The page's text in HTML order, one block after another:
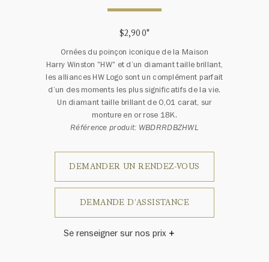
$2,900*
Ornées du poinçon iconique de la Maison
Harry Winston "HW" et d’un diamant taille brillant,
les alliances HW Logo sont un complément parfait
d’un des moments les plus significatifs de la vie.
Un diamant taille brillant de 0,01 carat, sur
monture en or rose 18K.
Référence produit: WBDRRDBZHWL
DEMANDER UN RENDEZ-VOUS
DEMANDE D'ASSISTANCE
Se renseigner sur nos prix